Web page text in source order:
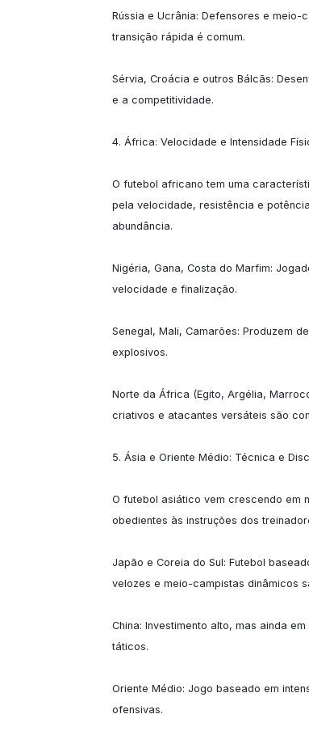
Rússia e Ucrânia: Defensores e
transição rápida é comum.
Sérvia, Croácia e outros Bálcãs:
e a competitividade.
4. África: Velocidade e Intensidade
O futebol africano tem uma
pela velocidade, resistência e
abundância.
Nigéria, Gana, Costa do Marfim:
velocidade e finalização.
Senegal, Mali, Camarões: Produzem
explosivos.
Norte da África (Egito, Argélia,
criativos e atacantes versáteis são
5. Ásia e Oriente Médio: Técnica e
O futebol asiático vem crescendo em
obedientes às instruções dos
Japão e Coreia do Sul: Futebol
velozes e meio-campistas dinâmicos
China: Investimento alto, mas ainda
táticos.
Oriente Médio: Jogo baseado em
ofensivas.